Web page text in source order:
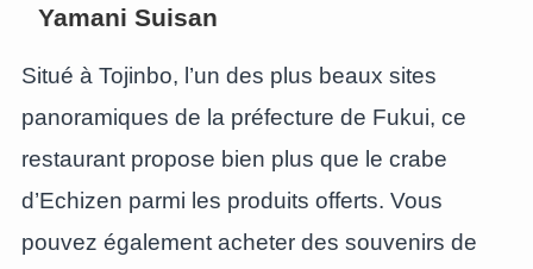
Yamani Suisan
Situé à Tojinbo, l’un des plus beaux sites
panoramiques de la préfecture de Fukui, ce
restaurant propose bien plus que le crabe
d’Echizen parmi les produits offerts. Vous
pouvez également acheter des souvenirs de